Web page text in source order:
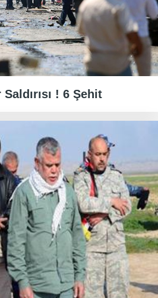
! 6 Şehit